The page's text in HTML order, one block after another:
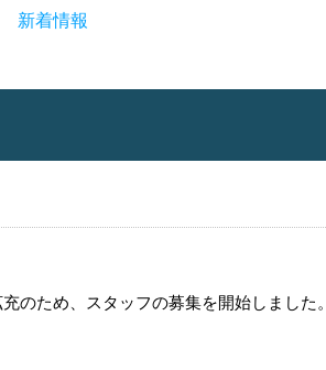
新着情報
のため、スタッフの募集を開始しました。